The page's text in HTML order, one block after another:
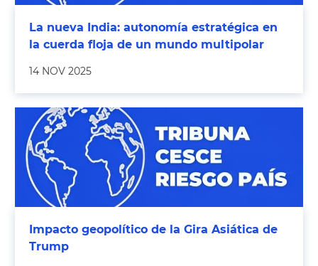
La nueva India: autonomía estratégica en
la cuerda floja de un mundo multipolar
14 NOV 2025
Impacto geopolítico de la Gira Asiática de
Trump